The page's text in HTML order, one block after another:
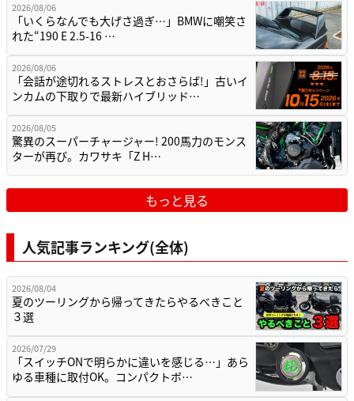
2026/08/06
「いくらなんでも大げさ過ぎ…」BMWに嘲笑さ
れた“190 E 2.5-16 …
2026/08/06
「会話が途切れるストレスとおさらば!」古いイ
ンカムの下取りで最新ハイブリッド…
2026/08/05
驚異のスーパーチャージャー! 200馬力のモンス
ターが再び。カワサキ「Z H…
もっと見る
人気記事ランキング(全体)
2026/08/04
夏のツーリングから帰ってきたらやるべきこと
３選
2026/07/29
「スイッチONで明らかに違いを感じる…」あら
ゆる車種に取付OK。コンパクトボ…